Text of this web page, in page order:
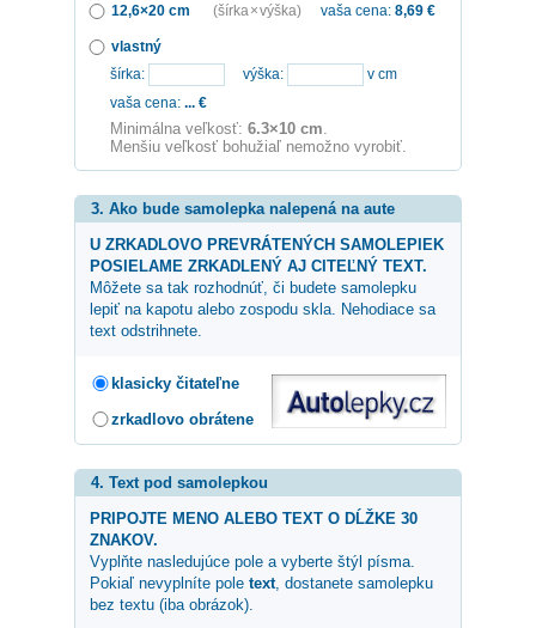
12,6×20 cm
(šírka × výška) vaša cena: 8,69 €
vlastný
šírka:
výška:
v cm
vaša cena: ... €
Minimálna veľkosť: 6.3×10 cm
Menšiu veľkosť bohužiaľ nemožno vyrobiť.
3. Ako bude samolepka nalepená na aute
U ZRKADLOVO PREVRÁTENÝCH SAMOLEPIEK
POSIELAME ZRKADLENÝ AJ CITEĽNÝ TEXT.
Môžete sa tak rozhodnúť, či budete samolepku
lepiť na kapotu alebo zospodu skla. Nehodiace sa
text odstrihnete.
klasicky čitateľne
zrkadlovo obrátene
4. Text pod samolepkou
PRIPOJTE MENO ALEBO TEXT O DĹŽKE 30
ZNAKOV.
Vyplňte nasledujúce pole a vyberte štýl písma.
Pokiaľ nevyplníte pole text, dostanete samolepku
bez textu (iba obrázok).